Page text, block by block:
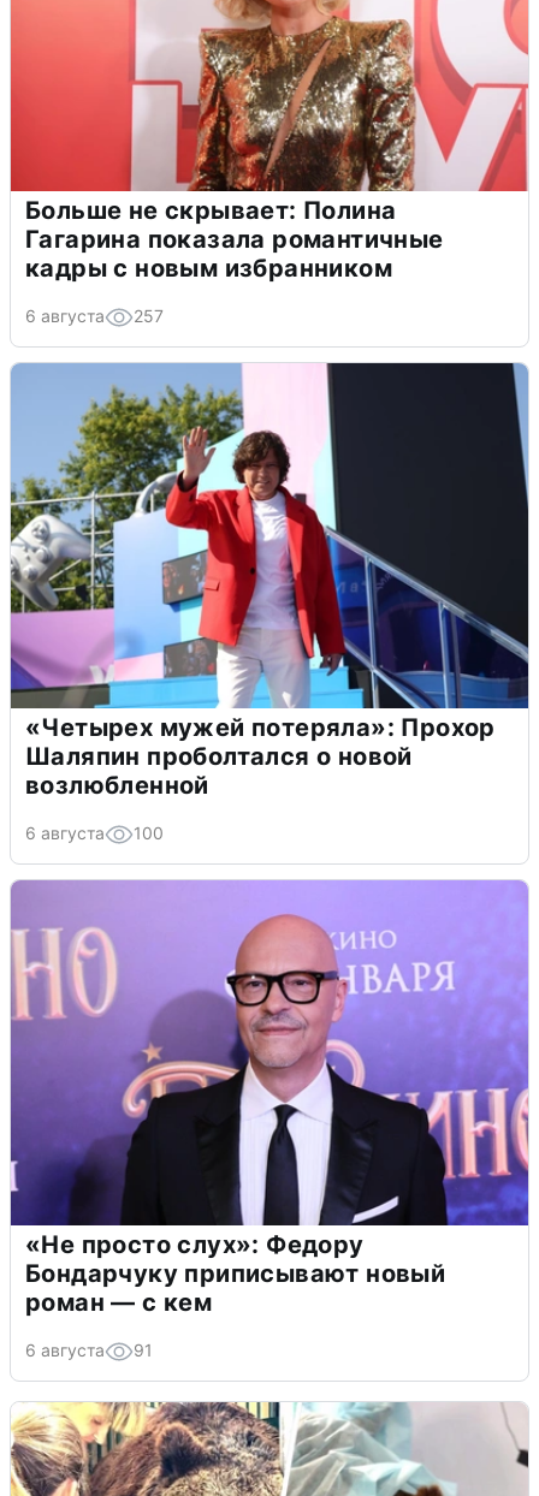
Больше не скрывает: Полина
Гагарина показала романтичные
кадры с новым избранником
6 августа 257
«Четырех мужей потеряла»: Прохор
Шаляпин проболтался о новой
возлюбленной
6 августа 100
«Не просто слух»: Федору
Бондарчуку приписывают новый
роман — с кем
6 августа 91